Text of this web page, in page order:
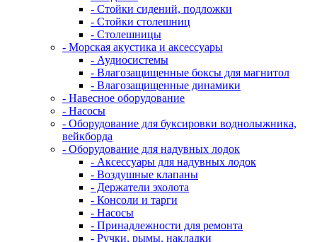
- Стойки сидений, подложки
- Стойки столешниц
- Столешницы
- Морская акустика и аксессуары
- Аудиосистемы
- Влагозащищенные боксы для магнитол
- Влагозащищенные динамики
- Навесное оборудование
- Насосы
- Оборудование для буксировки воднолыжника,
вейкборда
- Оборудование для надувных лодок
- Аксессуары для надувных лодок
- Воздушные клапаны
- Держатели эхолота
- Консоли и тарги
- Насосы
- Принадлежности для ремонта
- Ручки, рымы, накладки